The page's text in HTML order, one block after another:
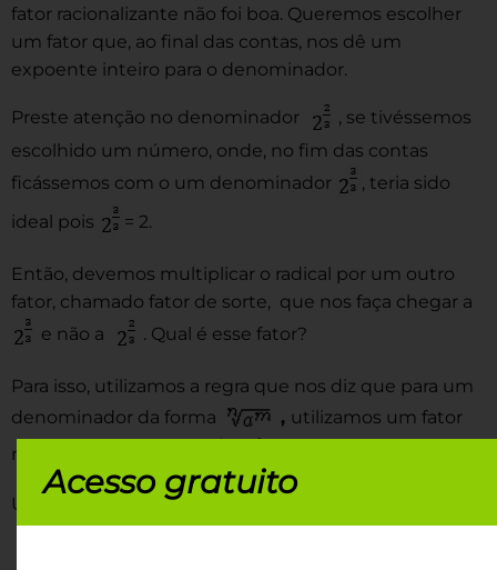
fator racionalizante não foi boa. Queremos escolher
um fator que, ao final das contas, nos dê um
expoente inteiro para o denominador.
Preste atenção no denominador
, se tivéssemos
escolhido um número, onde, no fim das contas
ficássemos com o um denominador
, teria sido
ideal pois
= 2.
Então, devemos multiplicar o radical por um outro
fator, chamado fator de sorte, que nos faça chegar a
e não a
. Qual é esse fator?
Para isso, utilizamos a regra que nos diz que para um
denominador da forma
, utilizamos um fator
racionalizante na forma
Usando essa regra no exemplo anterior, temos
Acesso gratuito